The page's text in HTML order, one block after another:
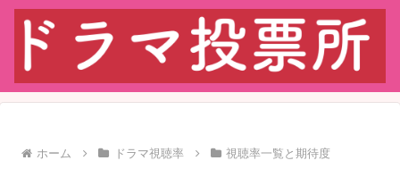
ホーム ドラマ視聴率 視聴率一覧と期待度